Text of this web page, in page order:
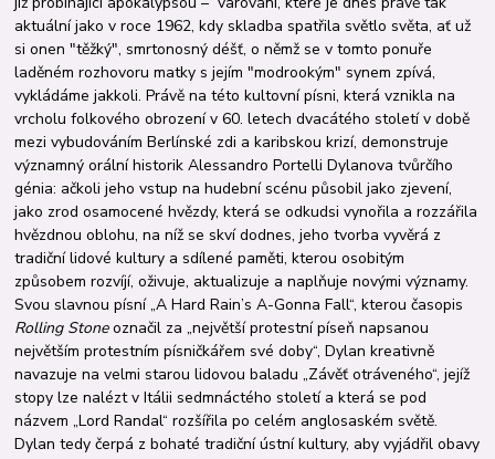
aktuální jako v roce 1962, kdy skladba spatřila světlo světa, ať už
si onen "těžký", smrtonosný déšť, o němž se v tomto ponuře
laděném rozhovoru matky s jejím "modrookým" synem zpívá,
vykládáme jakkoli. Právě na této kultovní písni, která vznikla na
vrcholu folkového obrození v 60. letech dvacátého století v době
mezi vybudováním Berlínské zdi a karibskou krizí, demonstruje
významný orální historik Alessandro Portelli Dylanova tvůrčího
génia: ačkoli jeho vstup na hudební scénu působil jako zjevení,
jako zrod osamocené hvězdy, která se odkudsi vynořila a rozzářila
hvězdnou oblohu, na níž se skví dodnes, jeho tvorba vyvěrá z
tradiční lidové kultury a sdílené paměti, kterou osobitým
způsobem rozvíjí, oživuje, aktualizuje a naplňuje novými významy.
Svou slavnou písní „A Hard Rain’s A-Gonna Fall“, kterou časopis
Rolling Stoneoznačil za „největší protestní píseň napsanou
největším protestním písničkářem své doby“, Dylan kreativně
navazuje na velmi starou lidovou baladu „Závěť otráveného“, jejíž
stopy lze nalézt v Itálii sedmnáctého století a která se pod
názvem „Lord Randal“ rozšířila po celém anglosaském světě.
Dylan tedy čerpá z bohaté tradiční ústní kultury, aby vyjádřil obavy